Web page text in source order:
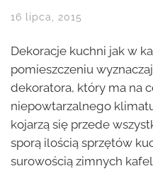
16 lipca, 2015
Dekoracje kuchni jak w
pomieszczeniu
dekoratora, który ma na
niepowtarzalnego
kojarzą się przede
sporą ilością sprzętów
surowością zimnych